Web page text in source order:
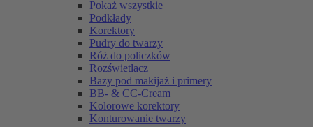
Pokaż wszystkie
Podkłady
Korektory
Pudry do twarzy
Róż do policzków
Rozświetlacz
Bazy pod makijaż i primery
BB- & CC-Cream
Kolorowe korektory
Konturowanie twarzy